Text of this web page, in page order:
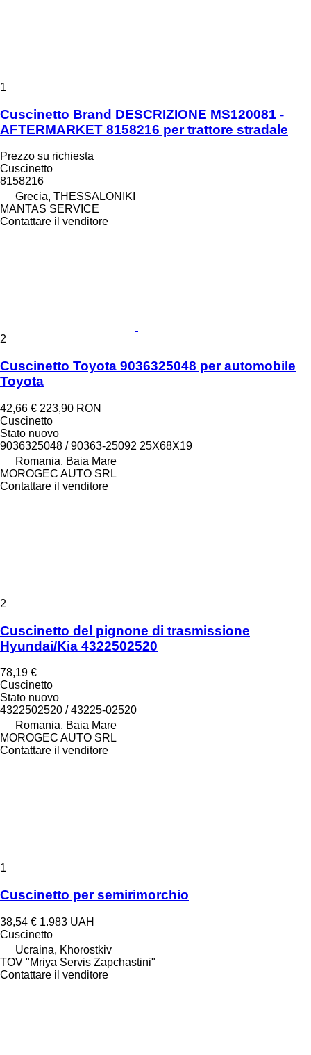
1
Cuscinetto Brand DESCRIZIONE MS120081 -
AFTERMARKET 8158216 per trattore stradale
Prezzo su richiesta
Cuscinetto
8158216
Grecia, THESSALONIKI
MANTAS SERVICE
Contattare il venditore
2
Cuscinetto Toyota 9036325048 per automobile
Toyota
42,66 € 223,90 RON
Cuscinetto
Stato nuovo
9036325048 / 90363-25092 25X68X19
Romania, Baia Mare
MOROGEC AUTO SRL
Contattare il venditore
2
Cuscinetto del pignone di trasmissione
Hyundai/Kia 4322502520
78,19 €
Cuscinetto
Stato nuovo
4322502520 / 43225-02520
Romania, Baia Mare
MOROGEC AUTO SRL
Contattare il venditore
1
Cuscinetto per semirimorchio
38,54 € 1.983 UAH
Cuscinetto
Ucraina, Khorostkiv
TOV "Mriya Servis Zapchastini"
Contattare il venditore